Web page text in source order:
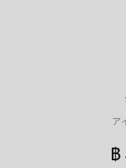
ア
฿